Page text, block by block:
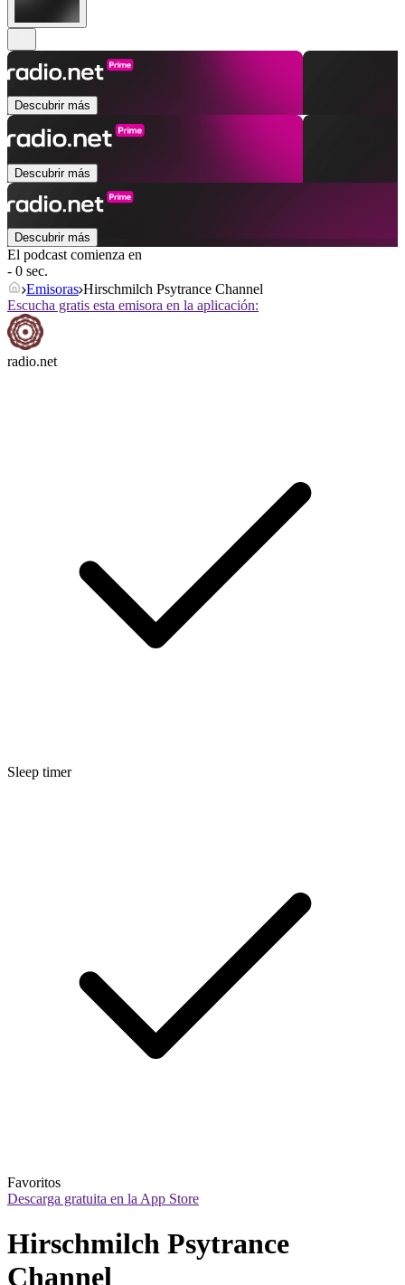
Descubrir más
Descubrir más
Descubrir más
El podcast comienza en
- 0 sec.
Emisoras Hirschmilch Psytrance Channel
Escucha gratis esta emisora en la aplicación:
radio.net
Sleep timer
Favoritos
Descarga gratuita en la App Store
Hirschmilch Psytrance
Channel